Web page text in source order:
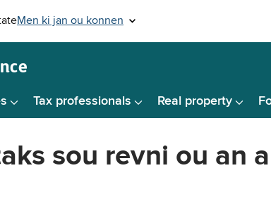
Tax professionals Real property
sou revni ou an